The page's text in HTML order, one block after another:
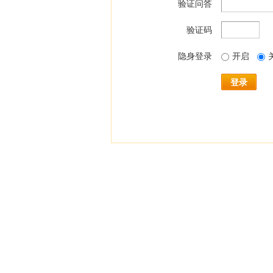
验证问答
验证码
隐身登录 开启
登录